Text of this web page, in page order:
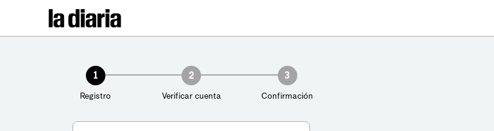
1
Registro
2
Verificar cuenta
3
Confirmación